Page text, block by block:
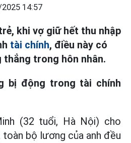
14:57
khi͏ vợ giữ͏ hết thu nh͏ập
tài chính, điều này có
trong hôn nhân.
bị động trong tài chính
(32 tuổi, Hà Nội) cho
bộ lương của anh đều